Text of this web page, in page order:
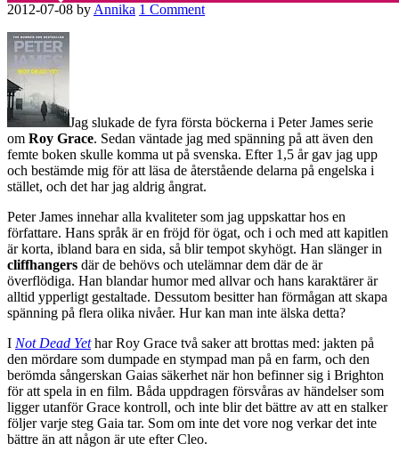
2012-07-08 by Annika 1 Comment
Jag slukade de fyra första böckerna i Peter James serie
om Roy Grace. Sedan väntade jag med spänning på att även den
femte boken skulle komma ut på svenska. Efter 1,5 år gav jag upp
och bestämde mig för att läsa de återstående delarna på engelska i
stället, och det har jag aldrig ångrat.
Peter James innehar alla kvaliteter som jag uppskattar hos en
författare. Hans språk är en fröjd för ögat, och i och med att kapitlen
är korta, ibland bara en sida, så blir tempot skyhögt. Han slänger in
cliffhangers där de behövs och utelämnar dem där de är
överflödiga. Han blandar humor med allvar och hans karaktärer är
alltid ypperligt gestaltade. Dessutom besitter han förmågan att skapa
spänning på flera olika nivåer. Hur kan man inte älska detta?
I Not Dead Yethar Roy Grace två saker att brottas med: jakten på
den mördare som dumpade en stympad man på en farm, och den
berömda sångerskan Gaias säkerhet när hon befinner sig i Brighton
för att spela in en film. Båda uppdragen försvåras av händelser som
ligger utanför Grace kontroll, och inte blir det bättre av att en stalker
följer varje steg Gaia tar. Som om inte det vore nog verkar det inte
bättre än att någon är ute efter Cleo.